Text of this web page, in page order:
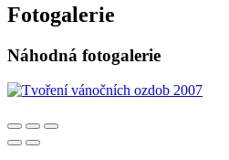
Fotogalerie
Náhodná fotogalerie